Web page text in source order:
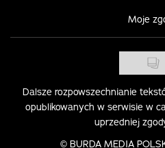
Moje
Dalsze rozpowszechnianie
opublikowanych w serwisie w
uprzedniej
© BURDA MEDIA